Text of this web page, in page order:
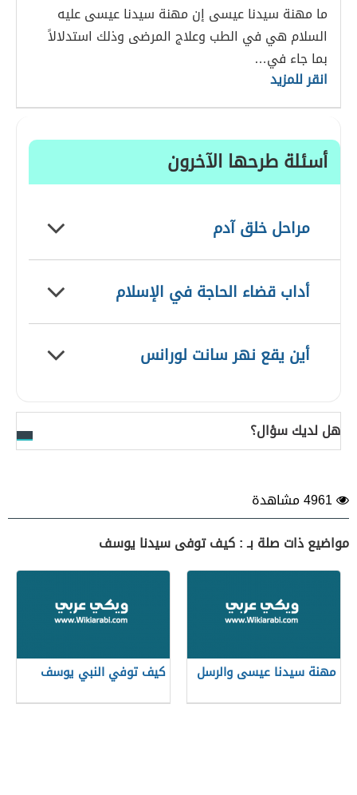
ما مهنة سيدنا عيسى إن مهنة سيدنا عيسى عليه
السلام هي في الطب وعلاج المرضى وذلك استدلالاً
بما جاء في…
انقر للمزيد
أسئلة طرحها الآخرون
مراحل خلق آدم
أداب قضاء الحاجة في الإسلام
أين يقع نهر سانت لورانس
هل لديك سؤال؟
مواضيع ذات صلة بـ : كيف توفى سيدنا يوسف
مهنة سيدنا عيسى والرسل كيف توفي النبي يوسف